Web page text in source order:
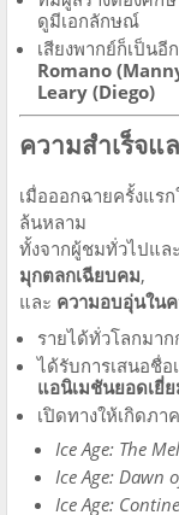
ดูมีเอกลักษณ์
เสียงพากย์ก็เป็น
Romano
Leary (Diego)
ความสำเร็จแ
เมื่อออกฉายครั้งแร
ล้นหลาม
ทั้งจากผู้ชมทั่วไปแล
มุกตลกเฉียบคม,
และ ความอบอุ่นใน
รายได้ทั่วโลกมาก
ได้รับการเสนอชื่อ
แอนิเมชันยอดเยี่
เปิดทางให้เกิดภ
Ice Age: The
Ice Age: Dawn
Ice Age: